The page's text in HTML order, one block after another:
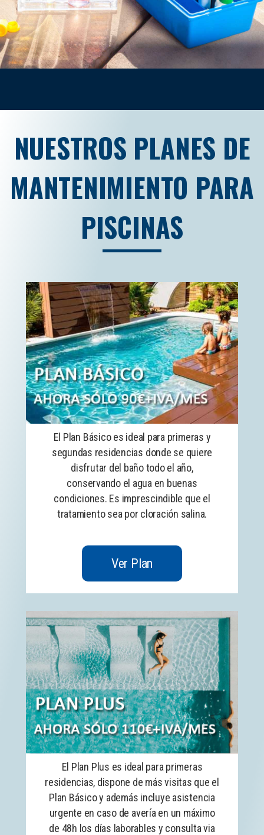
NUESTROS PLANES DE
MANTENIMIENTO PARA
PISCINAS
El Plan Básico es ideal para primeras y
segundas residencias donde se quiere
disfrutar del baño todo el año,
conservando el agua en buenas
condiciones. Es imprescindible que el
tratamiento sea por cloración salina.
Ver Plan
El Plan Plus es ideal para primeras
residencias, dispone de más visitas que el
Plan Básico y además incluye asistencia
urgente en caso de avería en un máximo
de 48h los días laborables y consulta via